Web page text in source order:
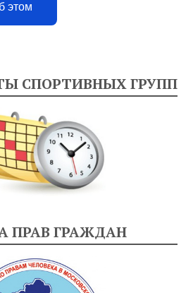
этом
СПОРТИВНЫХ ГРУПП
ПРАВ ГРАЖДАН